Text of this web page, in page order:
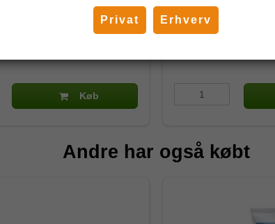
Køb
9.205,00 DKK
Andre har også købt
Privat Erhverv